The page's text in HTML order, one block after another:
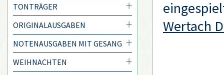
TONTRÄGER
ORIGINALAUSGABEN
NOTENAUSGABEN MIT GESANG
WEIHNACHTEN
Wertach